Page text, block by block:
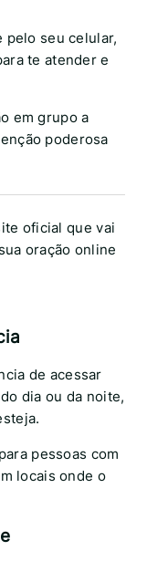
pelo seu celular,
te atender e
em grupo a
poderosa
oficial que vai
oração online
de acessar
dia ou da noite,
pessoas com
locais onde o